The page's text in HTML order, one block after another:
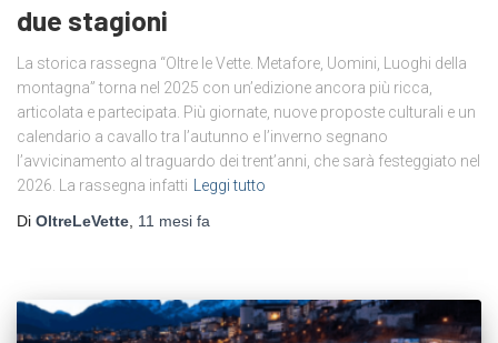
due stagioni
La storica rassegna “Oltre le Vette. Metafore, Uomini, Luoghi della
montagna” torna nel 2025 con un’edizione ancora più ricca,
articolata e partecipata. Più giornate, nuove proposte culturali e un
calendario a cavallo tra l’autunno e l’inverno segnano
l’avvicinamento al traguardo dei trent’anni, che sarà festeggiato nel
2026. La rassegna infatti Leggi tutto
Di OltreLeVette, 11 mesi fa